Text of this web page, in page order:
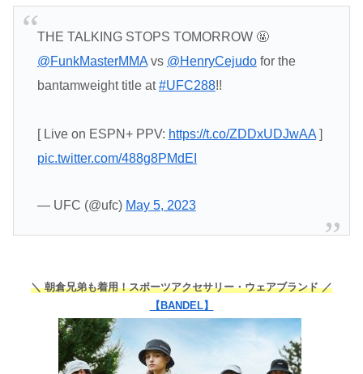
THE TALKING STOPS TOMORROW 🤬
@FunkMasterMMAvs @HenryCejudofor the
bantamweight title at#UFC288!!
[ Live on ESPN+ PPV: https://t.co/ZDDxUDJwAA]
pic.twitter.com/488g8PMdEI
— UFC (@ufc) May 5, 2023
＼ 朝倉兄弟も着用！スポーツアクセサリー・ウェアブランド ／
【BANDEL】